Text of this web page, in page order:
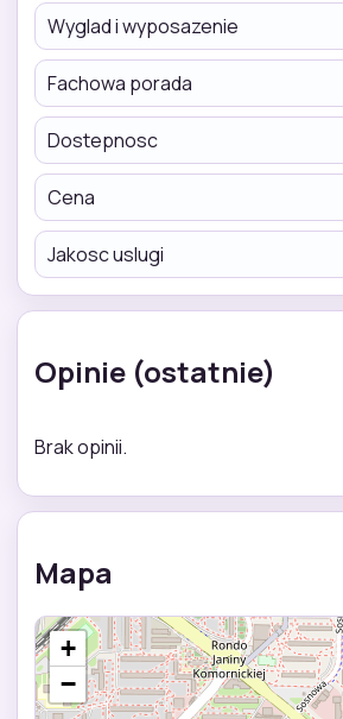
Wyglad i wyposazenie
Fachowa porada
Dostepnosc
Cena
Jakosc uslugi
Opinie (ostatnie)
Brak opinii.
Mapa
+
−